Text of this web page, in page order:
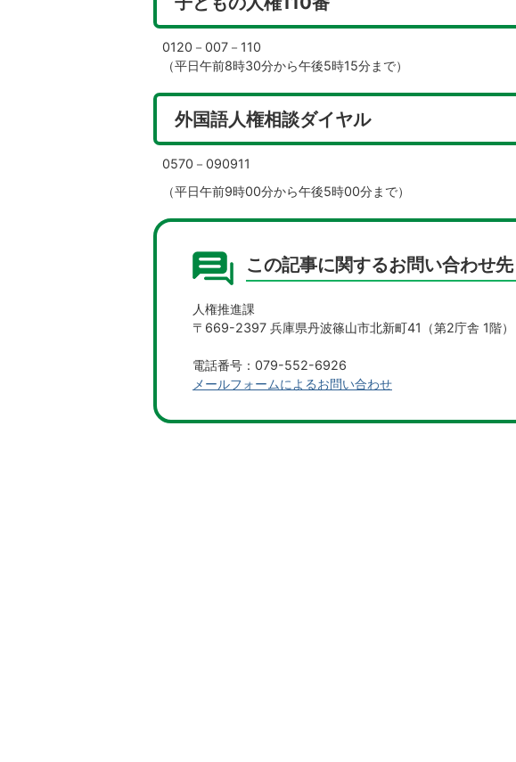
0120－007－110
（平日午前8時30分から午後5時15分まで）
外国語人権相談ダイヤル
0570－090911
（平日午前9時00分から午後5時00分まで）
この記事に関するお問い合わせ先
人権推進課
〒669-2397 兵庫県丹波篠山市北新町41（第2庁舎 1階）
電話番号：079-552-6926
メールフォームによるお問い合わせ